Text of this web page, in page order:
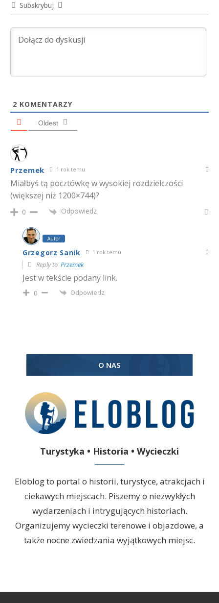
Subskrybuj
2 KOMENTARZY
Oldest
Przemek 1 rok temu
Miałbyś tą pocztówkę w wysokiej rozdzielczości
(większej niż 1200×744)?
0 Odpowiedz
Autor
Grzegorz Sanik 1 rok temu
Reply to Przemek
Jest w tekście podany link.
0 Odpowiedz
O NAS
Turystyka • Historia • Wycieczki
Eloblog to portal o historii, turystyce, atrakcjach i
ciekawych miejscach. Piszemy o niezwykłych
wydarzeniach i intrygujących historiach.
Organizujemy wycieczki terenowe i objazdowe, a
także nocne zwiedzania wyjątkowych miejsc.